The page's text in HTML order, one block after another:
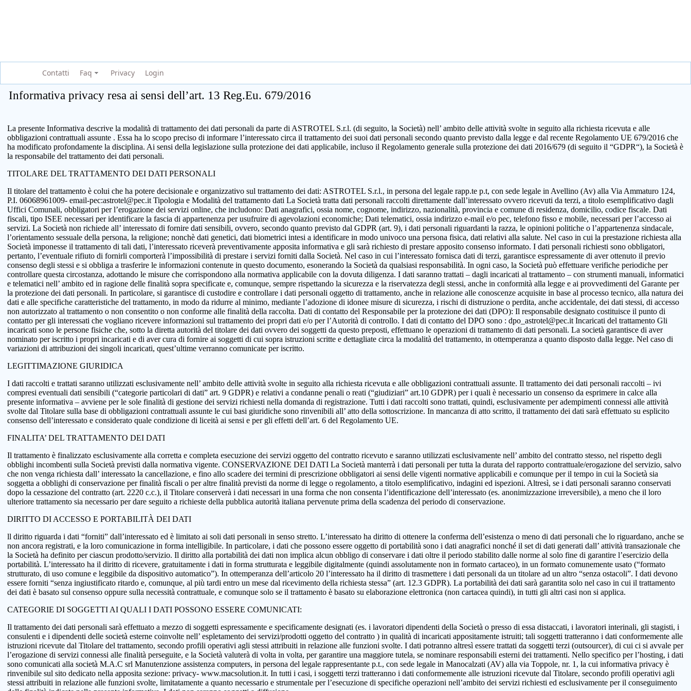
Contatti Faq Privacy Login
Informativa privacy resa ai sensi dell’art. 13 Reg.Eu. 679/2016
La presente Informativa descrive la modalità di trattamento dei dati personali da parte di ASTROTEL S.r.l. (di seguito, la Società) nell’ ambito delle attività svolte in seguito alla richiesta ricevuta e alle
obbligazioni contrattuali assunte . Essa ha lo scopo preciso di informare l’interessato circa il trattamento dei suoi dati personali secondo quanto previsto dalla legge e dal recente Regolamento UE 679/2016 che
ha modificato profondamente la disciplina. Ai sensi della legislazione sulla protezione dei dati applicabile, incluso il Regolamento generale sulla protezione dei dati 2016/679 (di seguito il “GDPR“), la Società è
la responsabile del trattamento dei dati personali.
TITOLARE DEL TRATTAMENTO DEI DATI PERSONALI
Il titolare del trattamento è colui che ha potere decisionale e organizzativo sul trattamento dei dati: ASTROTEL S.r.l., in persona del legale rapp.te p.t, con sede legale in Avellino (Av) alla Via Ammaturo 124,
P.I. 06068961009- email-pec:astrotel@pec.it Tipologia e Modalità del trattamento dati La Società tratta dati personali raccolti direttamente dall’interessato ovvero ricevuti da terzi, a titolo esemplificativo dagli
Uffici Comunali, obbligatori per l’erogazione dei servizi online, che includono: Dati anagrafici, ossia nome, cognome, indirizzo, nazionalità, provincia e comune di residenza, domicilio, codice fiscale. Dati
fiscali, tipo ISEE necessari per identificare la fascia di appartenenza per usufruire di agevolazioni economiche; Dati telematici, ossia indirizzo e-mail e/o pec, telefono fisso e mobile, necessari per l’accesso ai
servizi. La Società non richiede all’ interessato di fornire dati sensibili, ovvero, secondo quanto previsto dal GDPR (art. 9), i dati personali riguardanti la razza, le opinioni politiche o l’appartenenza sindacale,
l’orientamento sessuale della persona, la religione; nonchè dati genetici, dati biometrici intesi a identificare in modo univoco una persona fisica, dati relativi alla salute. Nel caso in cui la prestazione richiesta alla
Società imponesse il trattamento di tali dati, l’interessato riceverà preventivamente apposita informativa e gli sarà richiesto di prestare apposito consenso informato. I dati personali richiesti sono obbligatori,
pertanto, l’eventuale rifiuto di fornirli comporterà l’impossibilità di prestare i servizi forniti dalla Società. Nel caso in cui l’interessato fornisca dati di terzi, garantisce espressamente di aver ottenuto il previo
consenso degli stessi e si obbliga a trasferire le informazioni contenute in questo documento, esonerando la Società da qualsiasi responsabilità. In ogni caso, la Società può effettuare verifiche periodiche per
controllare questa circostanza, adottando le misure che corrispondono alla normativa applicabile con la dovuta diligenza. I dati saranno trattati – dagli incaricati al trattamento – con strumenti manuali, informatici
e telematici nell’ ambito ed in ragione delle finalità sopra specificate e, comunque, sempre rispettando la sicurezza e la riservatezza degli stessi, anche in conformità alla legge e ai provvedimenti del Garante per
la protezione dei dati personali. In particolare, si garantisce di custodire e controllare i dati personali oggetto di trattamento, anche in relazione alle conoscenze acquisite in base al processo tecnico, alla natura dei
dati e alle specifiche caratteristiche del trattamento, in modo da ridurre al minimo, mediante l’adozione di idonee misure di sicurezza, i rischi di distruzione o perdita, anche accidentale, dei dati stessi, di accesso
non autorizzato al trattamento o non consentito o non conforme alle finalità della raccolta. Dati di contatto del Responsabile per la protezione dei dati (DPO): Il responsabile designato costituisce il punto di
contatto per gli interessati che vogliano ricevere informazioni sul trattamento dei propri dati e/o per l’Autorità di controllo. I dati di contatto del DPO sono : dpo_astrotel@pec.it Incaricati del trattamento Gli
incaricati sono le persone fisiche che, sotto la diretta autorità del titolare dei dati ovvero dei soggetti da questo preposti, effettuano le operazioni di trattamento di dati personali. La società garantisce di aver
nominato per iscritto i propri incaricati e di aver cura di fornire ai soggetti di cui sopra istruzioni scritte e dettagliate circa la modalità del trattamento, in ottemperanza a quanto disposto dalla legge. Nel caso di
variazioni di attribuzioni dei singoli incaricati, quest’ultime verranno comunicate per iscritto.
LEGITTIMAZIONE GIURIDICA
I dati raccolti e trattati saranno utilizzati esclusivamente nell’ ambito delle attività svolte in seguito alla richiesta ricevuta e alle obbligazioni contrattuali assunte. Il trattamento dei dati personali raccolti – ivi
compresi eventuali dati sensibili (“categorie particolari di dati” art. 9 GDPR) e relativi a condanne penali o reati (“giudiziari” art.10 GDPR) per i quali è necessario un consenso da esprimere in calce alla
presente informativa – avviene per le sole finalità di gestione dei servizi richiesti nella domanda di registrazione. Tutti i dati raccolti sono trattati, quindi, esclusivamente per adempimenti connessi alle attività
svolte dal Titolare sulla base di obbligazioni contrattuali assunte le cui basi giuridiche sono rinvenibili all’ atto della sottoscrizione. In mancanza di atto scritto, il trattamento dei dati sarà effettuato su esplicito
consenso dell’interessato e considerato quale condizione di liceità ai sensi e per gli effetti dell’art. 6 del Regolamento UE.
FINALITA’ DEL TRATTAMENTO DEI DATI
Il trattamento è finalizzato esclusivamente alla corretta e completa esecuzione dei servizi oggetto del contratto ricevuto e saranno utilizzati esclusivamente nell’ ambito del contratto stesso, nel rispetto degli
obblighi incombenti sulla Società previsti dalla normativa vigente. CONSERVAZIONE DEI DATI La Società manterrà i dati personali per tutta la durata del rapporto contrattuale/erogazione del servizio, salvo
che non venga richiesta dall’ interessato la cancellazione, e fino allo scadere dei termini di prescrizione obbligatori ai sensi delle vigenti normative applicabili e comunque per il tempo in cui la Società sia
soggetta a obblighi di conservazione per finalità fiscali o per altre finalità previsti da norme di legge o regolamento, a titolo esemplificativo, indagini ed ispezioni. Altresì, se i dati personali saranno conservati
dopo la cessazione del contratto (art. 2220 c.c.), il Titolare conserverà i dati necessari in una forma che non consenta l’identificazione dell’interessato (es. anonimizzazione irreversibile), a meno che il loro
ulteriore trattamento sia necessario per dare seguito a richieste della pubblica autorità italiana pervenute prima della scadenza del periodo di conservazione.
DIRITTO DI ACCESSO E PORTABILITÀ DEI DATI
ll diritto riguarda i dati “forniti” dall’interessato ed è limitato ai soli dati personali in senso stretto. L’interessato ha diritto di ottenere la conferma dell’esistenza o meno di dati personali che lo riguardano, anche se
non ancora registrati, e la loro comunicazione in forma intelligibile. In particolare, i dati che possono essere oggetto di portabilità sono i dati anagrafici nonché il set di dati generati dall’ attività transazionale che
la Società ha definito per ciascun prodotto/servizio. Il diritto alla portabilità dei dati non implica alcun obbligo di conservare i dati oltre il periodo stabilito dalle norme al solo fine di garantire l’esercizio della
portabilità. L’interessato ha il diritto di ricevere, gratuitamente i dati in forma strutturata e leggibile digitalmente (quindi assolutamente non in formato cartaceo), in un formato comunemente usato (“formato
strutturato, di uso comune e leggibile da dispositivo automatico”). In ottemperanza dell’articolo 20 l’interessato ha il diritto di trasmettere i dati personali da un titolare ad un altro “senza ostacoli”. I dati devono
essere forniti “senza ingiustificato ritardo e, comunque, al più tardi entro un mese dal ricevimento della richiesta stessa” (art. 12.3 GDPR). La portabilità dei dati sarà garantita solo nel caso in cui il trattamento
dei dati è basato sul consenso oppure sulla necessità contrattuale, e comunque solo se il trattamento è basato su elaborazione elettronica (non cartacea quindi), in tutti gli altri casi non si applica.
CATEGORIE DI SOGGETTI AI QUALI I DATI POSSONO ESSERE COMUNICATI:
Il trattamento dei dati personali sarà effettuato a mezzo di soggetti espressamente e specificamente designati (es. i lavoratori dipendenti della Società o presso di essa distaccati, i lavoratori interinali, gli stagisti, i
consulenti e i dipendenti delle società esterne coinvolte nell’ espletamento dei servizi/prodotti oggetto del contratto ) in qualità di incaricati appositamente istruiti; tali soggetti tratteranno i dati conformemente alle
istruzioni ricevute dal Titolare del trattamento, secondo profili operativi agli stessi attribuiti in relazione alle funzioni svolte. I dati potranno altresì essere trattati da soggetti terzi (outsourcer), di cui ci si avvale per
l’erogazione di servizi connessi alle finalità perseguite, e la Società valuterà di volta in volta, per garantire una maggiore tutela, se nominare responsabili esterni dei trattamenti. Nello specifico per l’hosting, i dati
sono comunicati alla società M.A.C srl Manutenzione assistenza computers, in persona del legale rappresentante p.t., con sede legale in Manocalzati (AV) alla via Toppole, nr. 1, la cui informativa privacy è
rinvenibile sul sito dedicato nella apposita sezione: privacy- www.macsolution.it. In tutti i casi, i soggetti terzi tratteranno i dati conformemente alle istruzioni ricevute dal Titolare, secondo profili operativi agli
stessi attribuiti in relazione alle funzioni svolte, limitatamente a quanto necessario e strumentale per l’esecuzione di specifiche operazioni nell’ambito dei servizi richiesti ed esclusivamente per il conseguimento